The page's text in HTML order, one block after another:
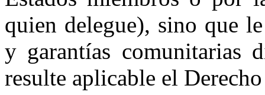
quien delegue), sino que
y garantías comunitarias
resulte aplicable el